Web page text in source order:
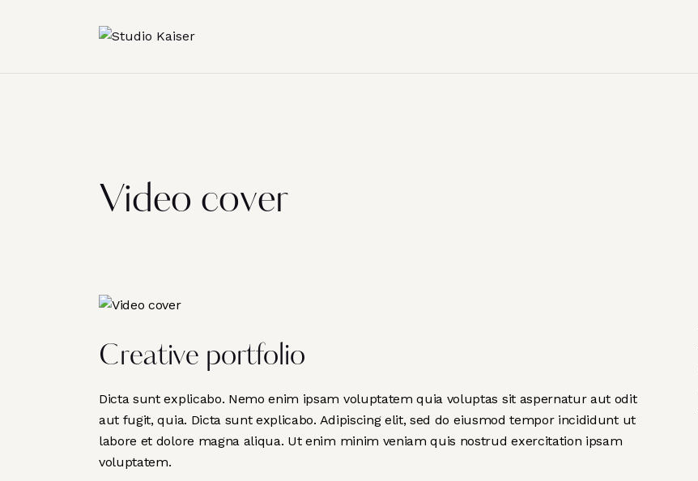
Video cover
Creative portfolio
Dicta sunt explicabo. Nemo enim ipsam voluptatem quia voluptas sit aspernatur aut odit
aut fugit, quia. Dicta sunt explicabo. Adipiscing elit, sed do eiusmod tempor incididunt ut
labore et dolore magna aliqua. Ut enim minim veniam quis nostrud exercitation ipsam
voluptatem.